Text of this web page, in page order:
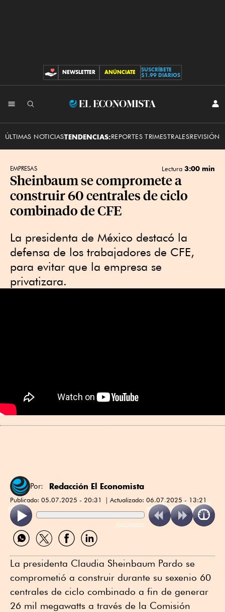
CONTRIBUCIONES
NEWSLETTER ANÚNCIATE
SUSCRÍBETE
$1.99 DIARIOS
El
ÚLTIMAS NOTICIASTENDENCIAS:REPORTES TRIMESTRALESREVISIÓN
EMPRESAS Lectura 3:00 min
Sheinbaum se compromete a
construir 60 centrales de ciclo
combinado de CFE
La presidenta de México destacó la
defensa de los trabajadores de CFE,
para evitar que la empresa se
privatizara.
Por: Redacción El Economista
Publicado: 05.07.2025 - 20:31 Actualizado: 06.07.2025 - 13:21
ReadSpeaker
Compartir
por
Compartir
por
Compartir
por
Compartir
por
La presidenta Claudia Sheinbaum Pardo se
comprometió a construir durante su sexenio 60
centrales de ciclo combinado a fin de generar
26 mil megawatts a través de la Comisión